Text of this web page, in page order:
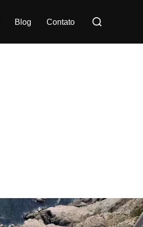
Blog Contato
Pesquisar